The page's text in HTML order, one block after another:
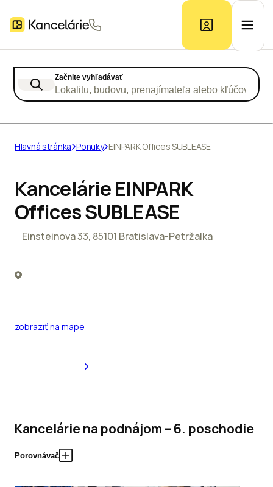
Prieskum trhu
Začnite vyhľadávať
Lokalitu, budovu, prenajímateľa alebo kľúčové
Hlavná stránka Ponuky EINPARK Offices SUBLEASE
Kancelárie EINPARK
Offices SUBLEASE
Einsteinova 33, 85101 Bratislava-Petržalka
zobraziť na mape
Kancelárie na podnájom – 6. poschodie
Porovnávač